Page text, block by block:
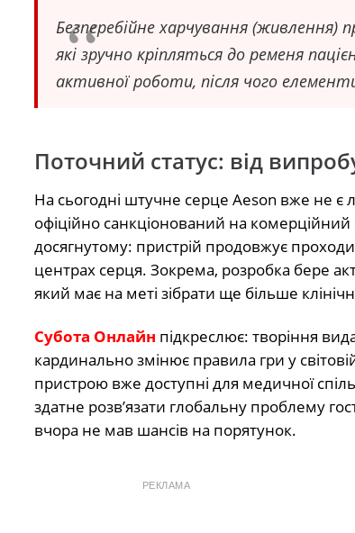
Безперебійне харчування (живлення)
які зручно кріпляться до ременя
активної роботи, після чого
Поточний статус: від
На сьогодні штучне серце Aeson вже не
офіційно санкціонований на
досягнутому: пристрій продовжує
центрах серця. Зокрема, розробка бере
який має на меті зібрати ще більше
Субота Онлайн підкреслює: творіння
кардинально змінює правила гри у
пристрою вже доступні для медичної
здатне розв’язати глобальну проблему
вчора не мав шансів на порятунок.
РЕКЛАМА